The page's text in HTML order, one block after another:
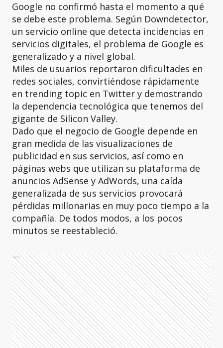
Google no confirmó hasta el momento a qué
se debe este problema. Según Downdetector,
un servicio online que detecta incidencias en
servicios digitales, el problema de Google es
generalizado y a nivel global.
Miles de usuarios reportaron dificultades en
redes sociales, convirtiéndose rápidamente
en trending topic en Twitter y demostrando
la dependencia tecnológica que tenemos del
gigante de Silicon Valley.
Dado que el negocio de Google depende en
gran medida de las visualizaciones de
publicidad en sus servicios, así como en
páginas webs que utilizan su plataforma de
anuncios AdSense y AdWords, una caída
generalizada de sus servicios provocará
pérdidas millonarias en muy poco tiempo a la
compañía. De todos modos, a los pocos
minutos se reestableció.
Ads